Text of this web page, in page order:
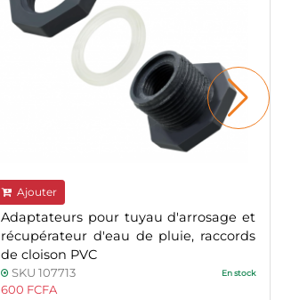
Ajouter
Adaptateurs pour tuyau d'arrosage et
récupérateur d'eau de pluie, raccords
de cloison PVC
SKU 107713 En stock
600 FCFA